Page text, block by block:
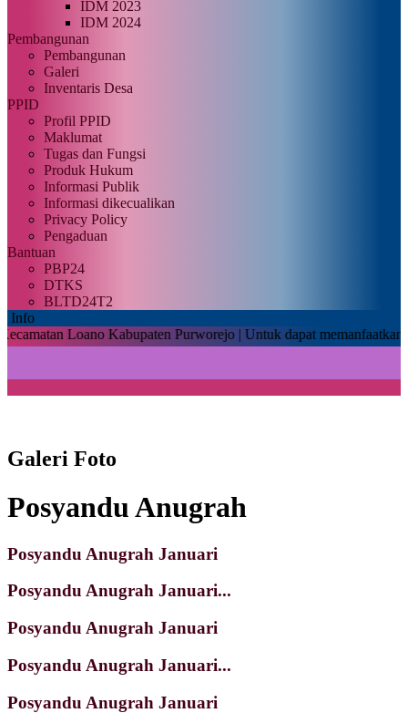
IDM 2023
IDM 2024
Pembangunan
Pembangunan
Galeri
Inventaris Desa
PPID
Profil PPID
Maklumat
Tugas dan Fungsi
Produk Hukum
Informasi Publik
Informasi dikecualikan
Privacy Policy
Pengaduan
Bantuan
PBP24
DTKS
BLTD24T2
Info
Kabupaten Purworejo |Untuk dapat memanfaatkan fitur
Galeri Foto
Posyandu Anugrah
Posyandu Anugrah Januari
Posyandu Anugrah Januari...
Posyandu Anugrah Januari
Posyandu Anugrah Januari...
Posyandu Anugrah Januari